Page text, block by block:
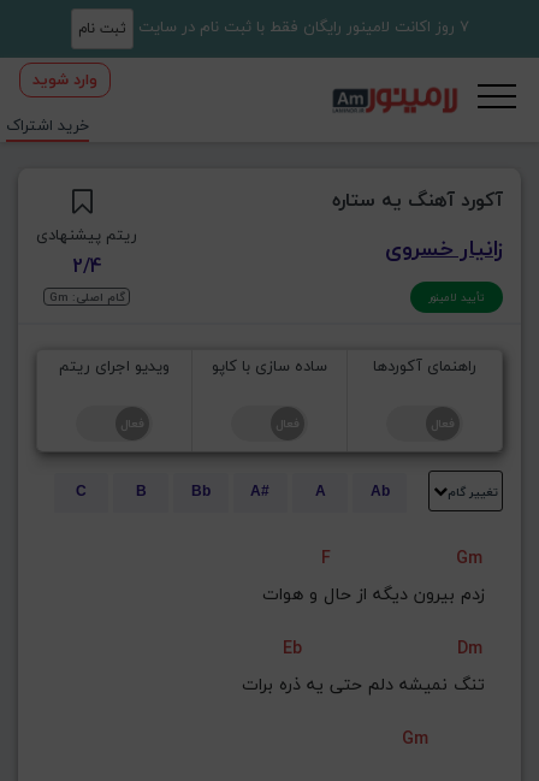
7 روز اکانت لامینور رایگان فقط با ثبت نام در سایت ثبت نام
وارد شوید
خرید اشتراک
آکورد آهنگ یه ستاره
زانیار خسروی
تأیید لامینور
ریتم پیشنهادی
2/4
گام اصلی: Gm
راهنمای آکوردها ساده سازی با کاپو ویدیو اجرای ریتم
تغییر گام Ab
A
A#
Bb
B
C
F
Gm
زدم بیرون دیگه از حال و هوات
Eb
Dm
تنگ نمیشه دلم حتی یه ذره برات
Gm